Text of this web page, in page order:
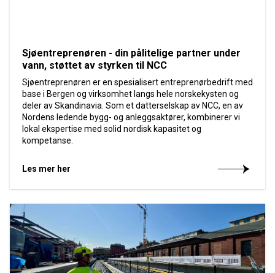
Sjøentreprenøren - din pålitelige partner under
vann, støttet av styrken til NCC
Sjøentreprenøren er en spesialisert entreprenørbedrift med
base i Bergen og virksomhet langs hele norskekysten og
deler av Skandinavia. Som et datterselskap av NCC, en av
Nordens ledende bygg- og anleggsaktører, kombinerer vi
lokal ekspertise med solid nordisk kapasitet og
kompetanse.
Les mer her